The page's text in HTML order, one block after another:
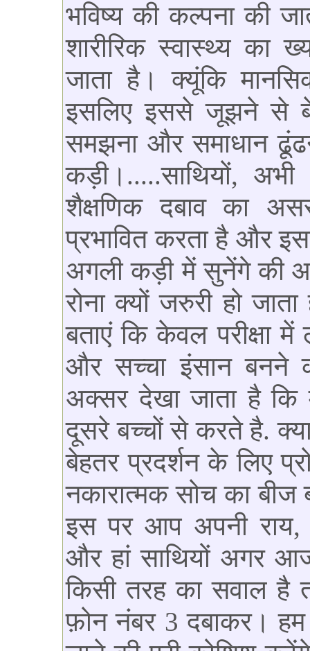
भविष्य की कल्पना की
शारीरिक स्वास्थ्य का
जाता है। क्यूंकि
इसलिए इससे जूझने से
समझना और समाधान
कड़ी।.....साथियों,
शैक्षणिक दबाव का
प्रभावित करता है और
अगली कड़ी में सुनेंगे की
रोना क्यों जरुरी हो
बताएं कि केवल परीक्षा
और सच्चा इंसान बनने
अक्सर देखा जाता है कि
दूसरे बच्चों से करते है.
बेहतर प्रदर्शन के लिए
नकारात्मक सोच का बीज
इस पर आप अपनी राय,
और हां साथियों अगर
किसी तरह का सवाल है
फ़ोन नंबर 3 दबाकर।